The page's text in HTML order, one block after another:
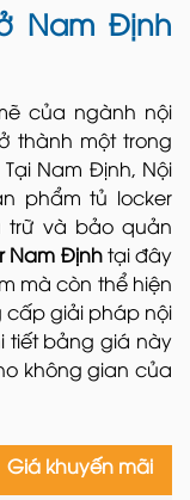
Nam Định
của ngành nội
thành một trong
Nam Định, Nội
phẩm tủ locker
trữ và bảo quản
Nam Địnhtại đây
mà còn thể hiện
cấp giải pháp nội
tiết bảng giá này
không gian của
Giá khuyến mãi